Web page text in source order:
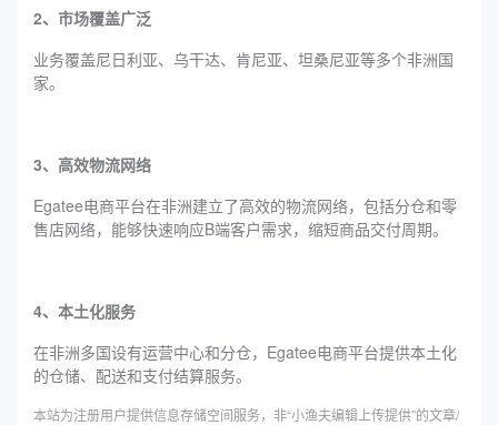
2、市场覆盖广泛
业务覆盖尼日利亚、乌干达、肯尼亚、坦桑尼亚等多个非洲国
家。
3、高效物流网络
‌‌Egatee电商平台在非洲建立了高效的物流网络，包括分仓和零
售店网络，能够快速响应B端客户需求，缩短商品交付周期。
4、本土化服务
在非洲多国设有运营中心和分仓，‌‌Egatee电商平台提供本土化
的仓储、配送和支付结算服务。
本站为注册用户提供信息存储空间服务，非“小渔夫编辑上传提供”的文章/